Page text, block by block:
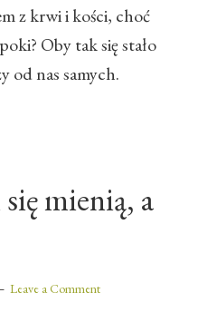
z krwi i kości, choć
Oby tak się stało
od nas samych.
mienią, a
Leave a Comment